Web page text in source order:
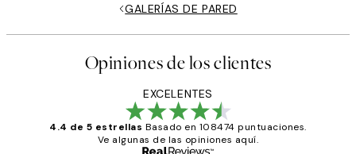
GALERÍAS DE PARED
Opiniones de los clientes
EXCELENTES
4.4 de 5 estrellas Basado en 108474 puntuaciones.
Ve algunas de las opiniones aquí.